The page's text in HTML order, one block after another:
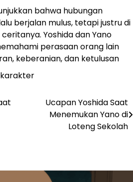
bahwa hubungan
berjalan mulus, tetapi justru di
Yoshida dan Yano
perasaan orang lain
keberanian, dan ketulusan
karakter
Ucapan Yoshida Saat
Menemukan Yano di
Loteng Sekolah